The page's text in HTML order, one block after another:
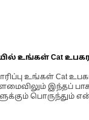
உங்கள் Cat
உங்கள் Cat
இந்தப்
பொருந்தும்